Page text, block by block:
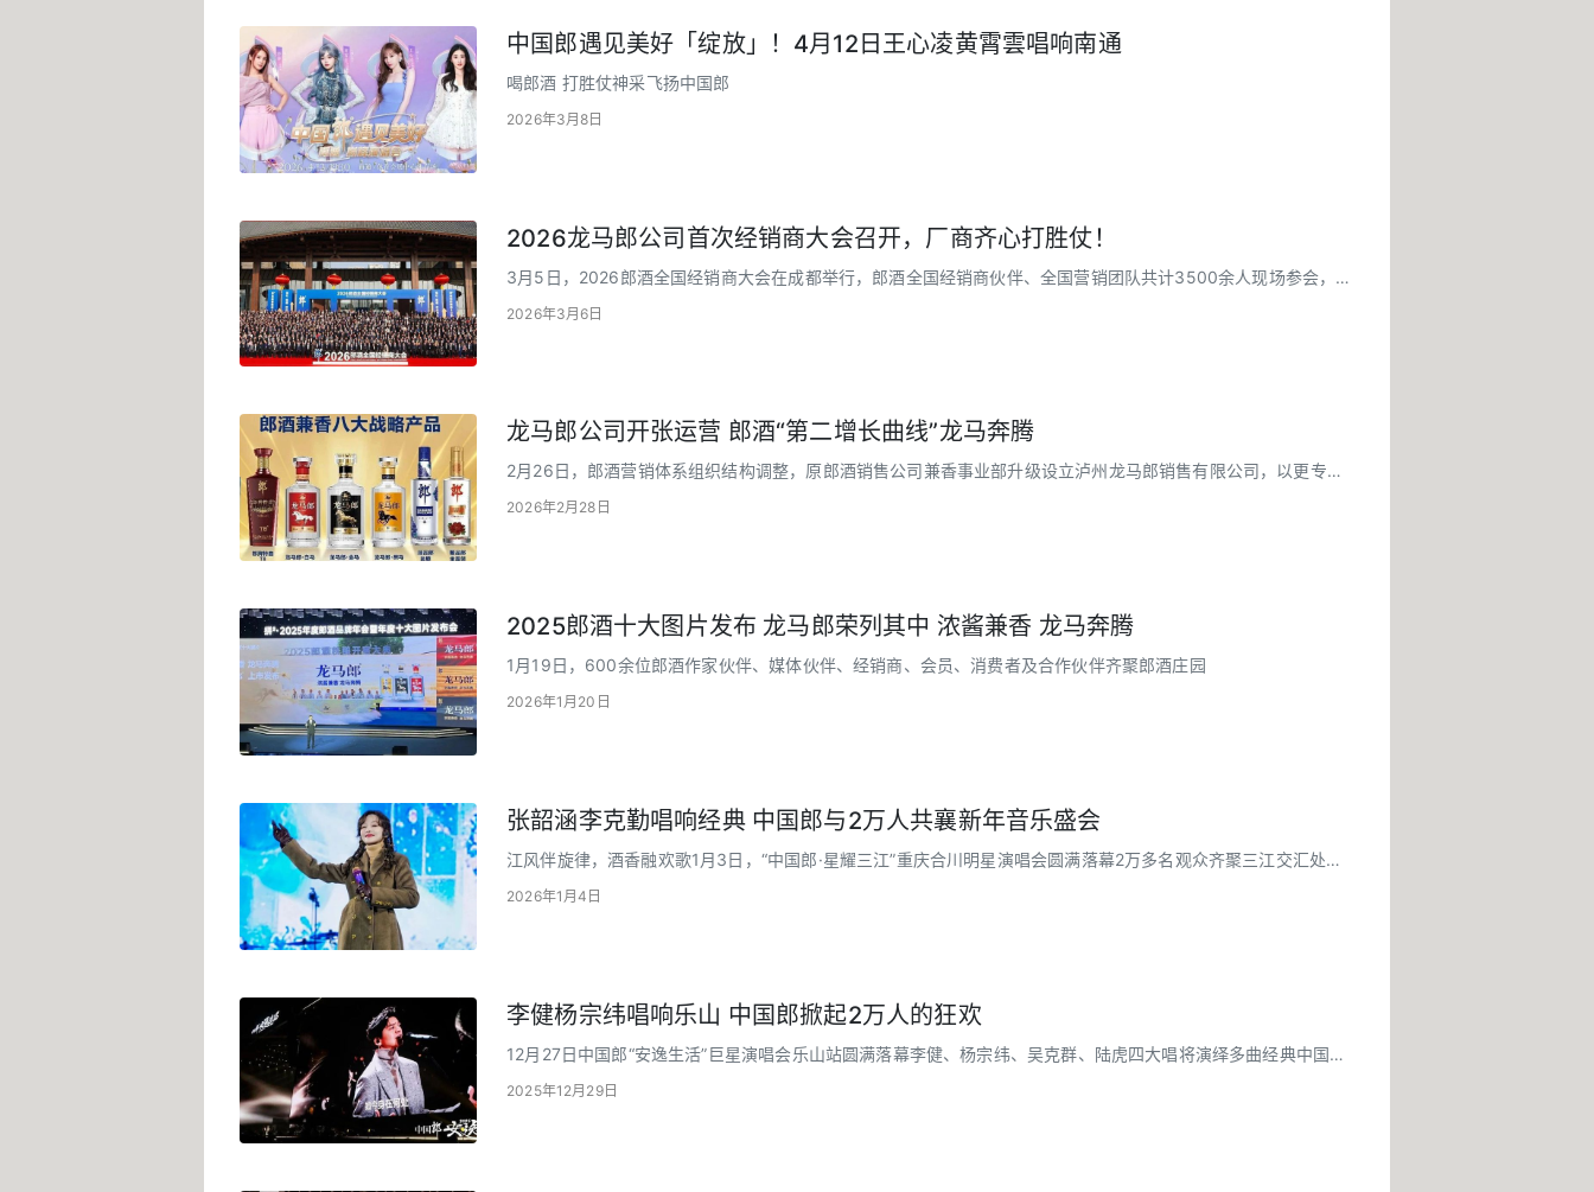
中国郎遇见美好「绽放」！4月12日王心凌黄霄雲唱响南通
喝郎酒 打胜仗神采飞扬中国郎
2026年3月8日
2026龙马郎公司首次经销商大会召开，厂商齐心打胜仗！
3月5日，2026郎酒全国经销商大会在成都举行，郎酒全国经销商伙伴、全国营销团队共计3500余人现场参会，激
情凝聚中国郎打胜仗必胜信念！坚定打造郎酒第二增长极
2026年3月6日
龙马郎公司开张运营 郎酒“第二增长曲线”龙马奔腾
2月26日，郎酒营销体系组织结构调整，原郎酒销售公司兼香事业部升级设立泸州龙马郎销售有限公司，以更专
业、更敏捷、更强壮、更稳健的组织驱动，坚定打造郎酒第二增长极
2026年2月28日
2025郎酒十大图片发布 龙马郎荣列其中 浓酱兼香 龙马奔腾
1月19日，600余位郎酒作家伙伴、媒体伙伴、经销商、会员、消费者及合作伙伴齐聚郎酒庄园
2026年1月20日
张韶涵李克勤唱响经典 中国郎与2万人共襄新年音乐盛会
江风伴旋律，酒香融欢歌1月3日，“中国郎·星耀三江”重庆合川明星演唱会圆满落幕2万多名观众齐聚三江交汇处中
国郎从购酒赠票邀约到现场互动好礼
2026年1月4日
李健杨宗纬唱响乐山 中国郎掀起2万人的狂欢
12月27日中国郎“安逸生活”巨星演唱会乐山站圆满落幕李健、杨宗纬、吴克群、陆虎四大唱将演绎多曲经典中国郎
以多重礼遇与2万多人共享乐山岁末狂欢
2025年12月29日